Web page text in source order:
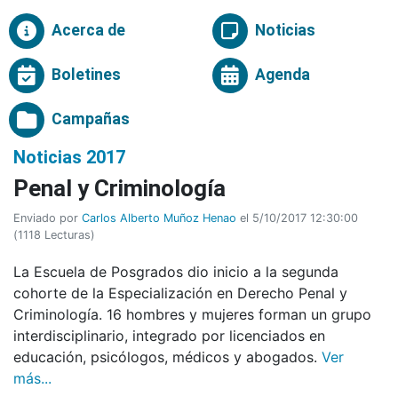
Acerca de Noticias
Boletines Agenda
Campañas
Noticias 2017
Penal y Criminología
Enviado por Carlos Alberto Muñoz Henao el 5/10/2017 12:30:00
(1118 Lecturas)
La Escuela de Posgrados dio inicio a la segunda
cohorte de la Especialización en Derecho Penal y
Criminología. 16 hombres y mujeres forman un grupo
interdisciplinario, integrado por licenciados en
educación, psicólogos, médicos y abogados. Ver
más...